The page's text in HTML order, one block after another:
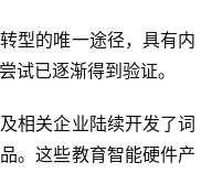
型的唯一途径，具有内
试已逐渐得到验证。
相关企业陆续开发了词
。这些教育智能硬件产